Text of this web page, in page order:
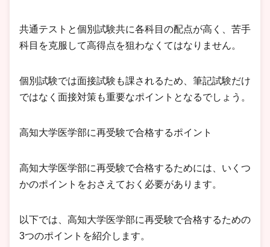
共通テストと個別試験共に各科目の配点が高く、苦手
科目を克服して高得点を狙わなくてはなりません。
個別試験では面接試験も課されるため、筆記試験だけ
ではなく面接対策も重要なポイントとなるでしょう。
高知大学医学部に再受験で合格するポイント
高知大学医学部に再受験で合格するためには、いくつ
かのポイントをおさえておく必要があります。
以下では、高知大学医学部に再受験で合格するための
3つのポイントを紹介します。